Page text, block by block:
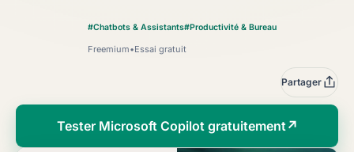
#Chatbots & Assistants#Productivité & Bureau
Freemium•Essai gratuit
Tester Microsoft Copilot gratuitement↗